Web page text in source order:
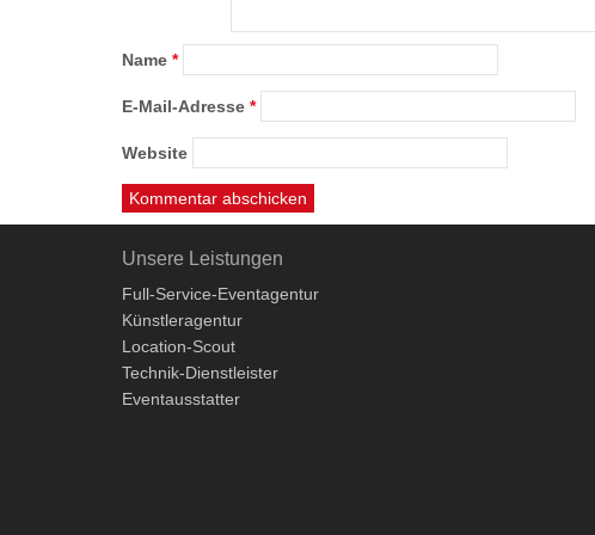
Name *
E-Mail-Adresse *
Website
Unsere Leistungen
Full-Service-Eventagentur
Künstleragentur
Location-Scout
Technik-Dienstleister
Eventausstatter